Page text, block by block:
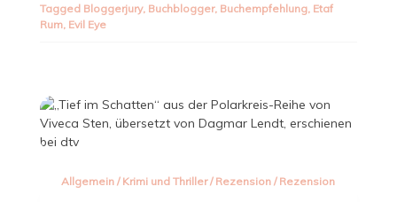
Tagged Bloggerjury, Buchblogger, Buchempfehlung, Etaf
Rum, Evil Eye
Allgemein / Krimi und Thriller/ Rezension / Rezension